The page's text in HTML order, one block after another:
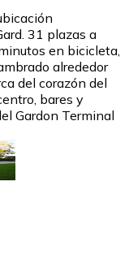
31 plazas a
en bicicleta,
alrededor
del corazón del
bares y
Gardon Terminal